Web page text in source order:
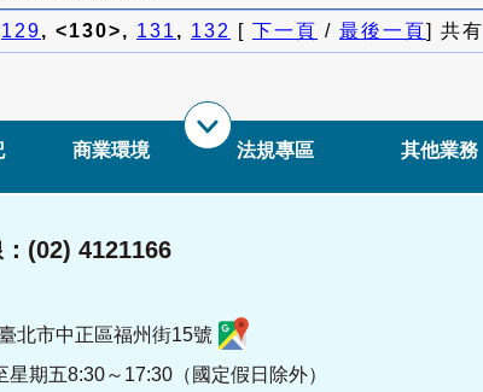
129, <130>, 131, 132 [ 下一頁 / 最後一頁] 共有
商業環境 法規專區 其他業務
(02) 4121166
北市中正區福州街15號
期五8:30～17:30（國定假日除外）